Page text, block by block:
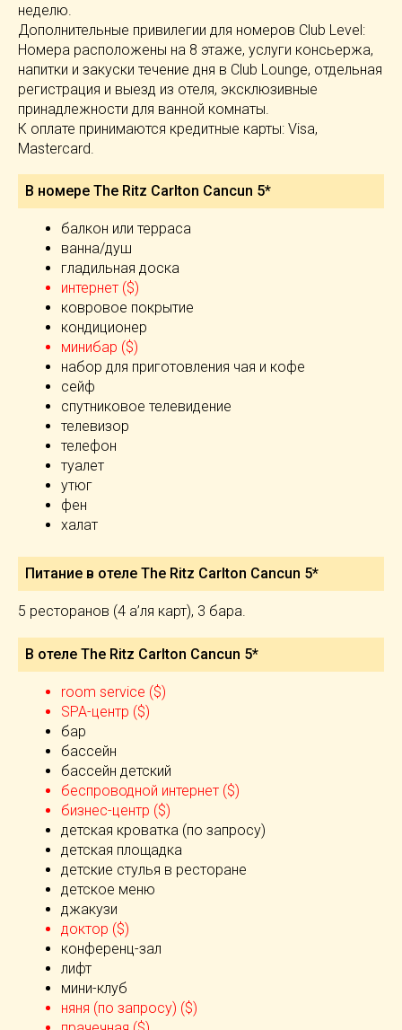
неделю.
Дополнительные привилегии для номеров Club Level:
Номера расположены на 8 этаже, услуги консьержа,
напитки и закуски течение дня в Club Lounge, отдельная
регистрация и выезд из отеля, эксклюзивные
принадлежности для ванной комнаты.
К оплате принимаются кредитные карты: Visa,
Mastercard.
В номере The Ritz Carlton Cancun 5*
балкон или терраса
ванна/душ
гладильная доска
интернет ($)
ковровое покрытие
кондиционер
минибар ($)
набор для приготовления чая и кофе
сейф
спутниковое телевидение
телевизор
телефон
туалет
утюг
фен
халат
Питание в отеле The Ritz Carlton Cancun 5*
5 ресторанов (4 а’ля карт), 3 бара.
В отеле The Ritz Carlton Cancun 5*
room service ($)
SPA-центр ($)
бар
бассейн
бассейн детский
беспроводной интернет ($)
бизнес-центр ($)
детская кроватка (по запросу)
детская площадка
детские стулья в ресторане
детское меню
джакузи
доктор ($)
конференц-зал
лифт
мини-клуб
няня (по запросу) ($)